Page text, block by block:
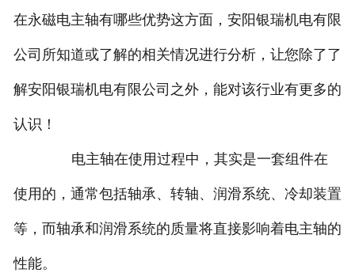
联系我们
在永磁电主轴有哪些优势这方面，安阳银瑞机电有限
公司所知道或了解的相关情况进行分析，让您除了了
解安阳银瑞机电有限公司之外，能对该行业有更多的
认识！
电主轴在使用过程中，其实是一套组件在
使用的，通常包括轴承、转轴、润滑系统、冷却装置
等，而轴承和润滑系统的质量将直接影响着电主轴的
性能。